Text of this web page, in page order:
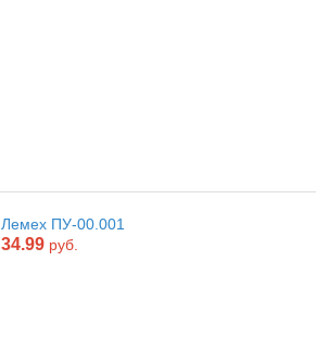
Лемех ПУ-00.001
34.99 руб.